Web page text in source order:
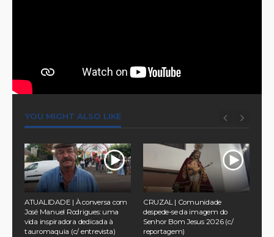
YOU MIGHT ALSO LIKE
ATUALIDADE | À conversa com
José Manuel Rodrigues: uma
vida inspiradora dedicada à
tauromaquia (c/ entrevista)
CRUZAL | Comunidade
despede-se da imagem do
Senhor Bom Jesus 2026 (c/
reportagem)